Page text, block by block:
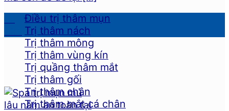
Điều trị thâm mụn
Trị thâm nách
Trị thâm mông
Trị thâm vùng kín
Trị quầng thâm mắt
Trị thâm gối
Trị thâm chân
Trị thâm mắt cá chân